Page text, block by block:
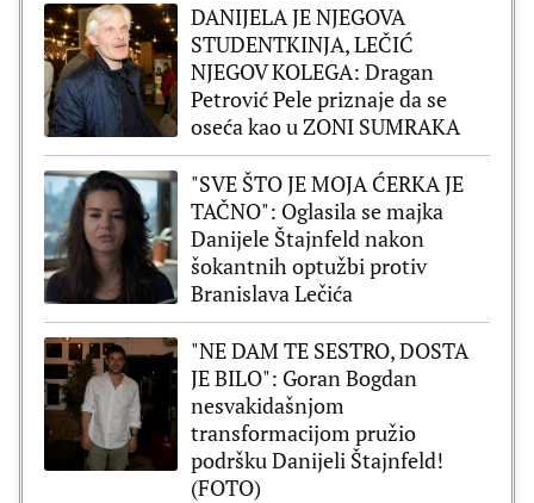
DANIJELA JE NJEGOVA
STUDENTKINJA, LEČIĆ
NJEGOV KOLEGA: Dragan
Petrović Pele priznaje da se
oseća kao u ZONI SUMRAKA
"SVE ŠTO JE MOJA ĆERKA JE
TAČNO": Oglasila se majka
Danijele Štajnfeld nakon
šokantnih optužbi protiv
Branislava Lečića
"NE DAM TE SESTRO, DOSTA
JE BILO": Goran Bogdan
nesvakidašnjom
transformacijom pružio
podršku Danijeli Štajnfeld!
(FOTO)